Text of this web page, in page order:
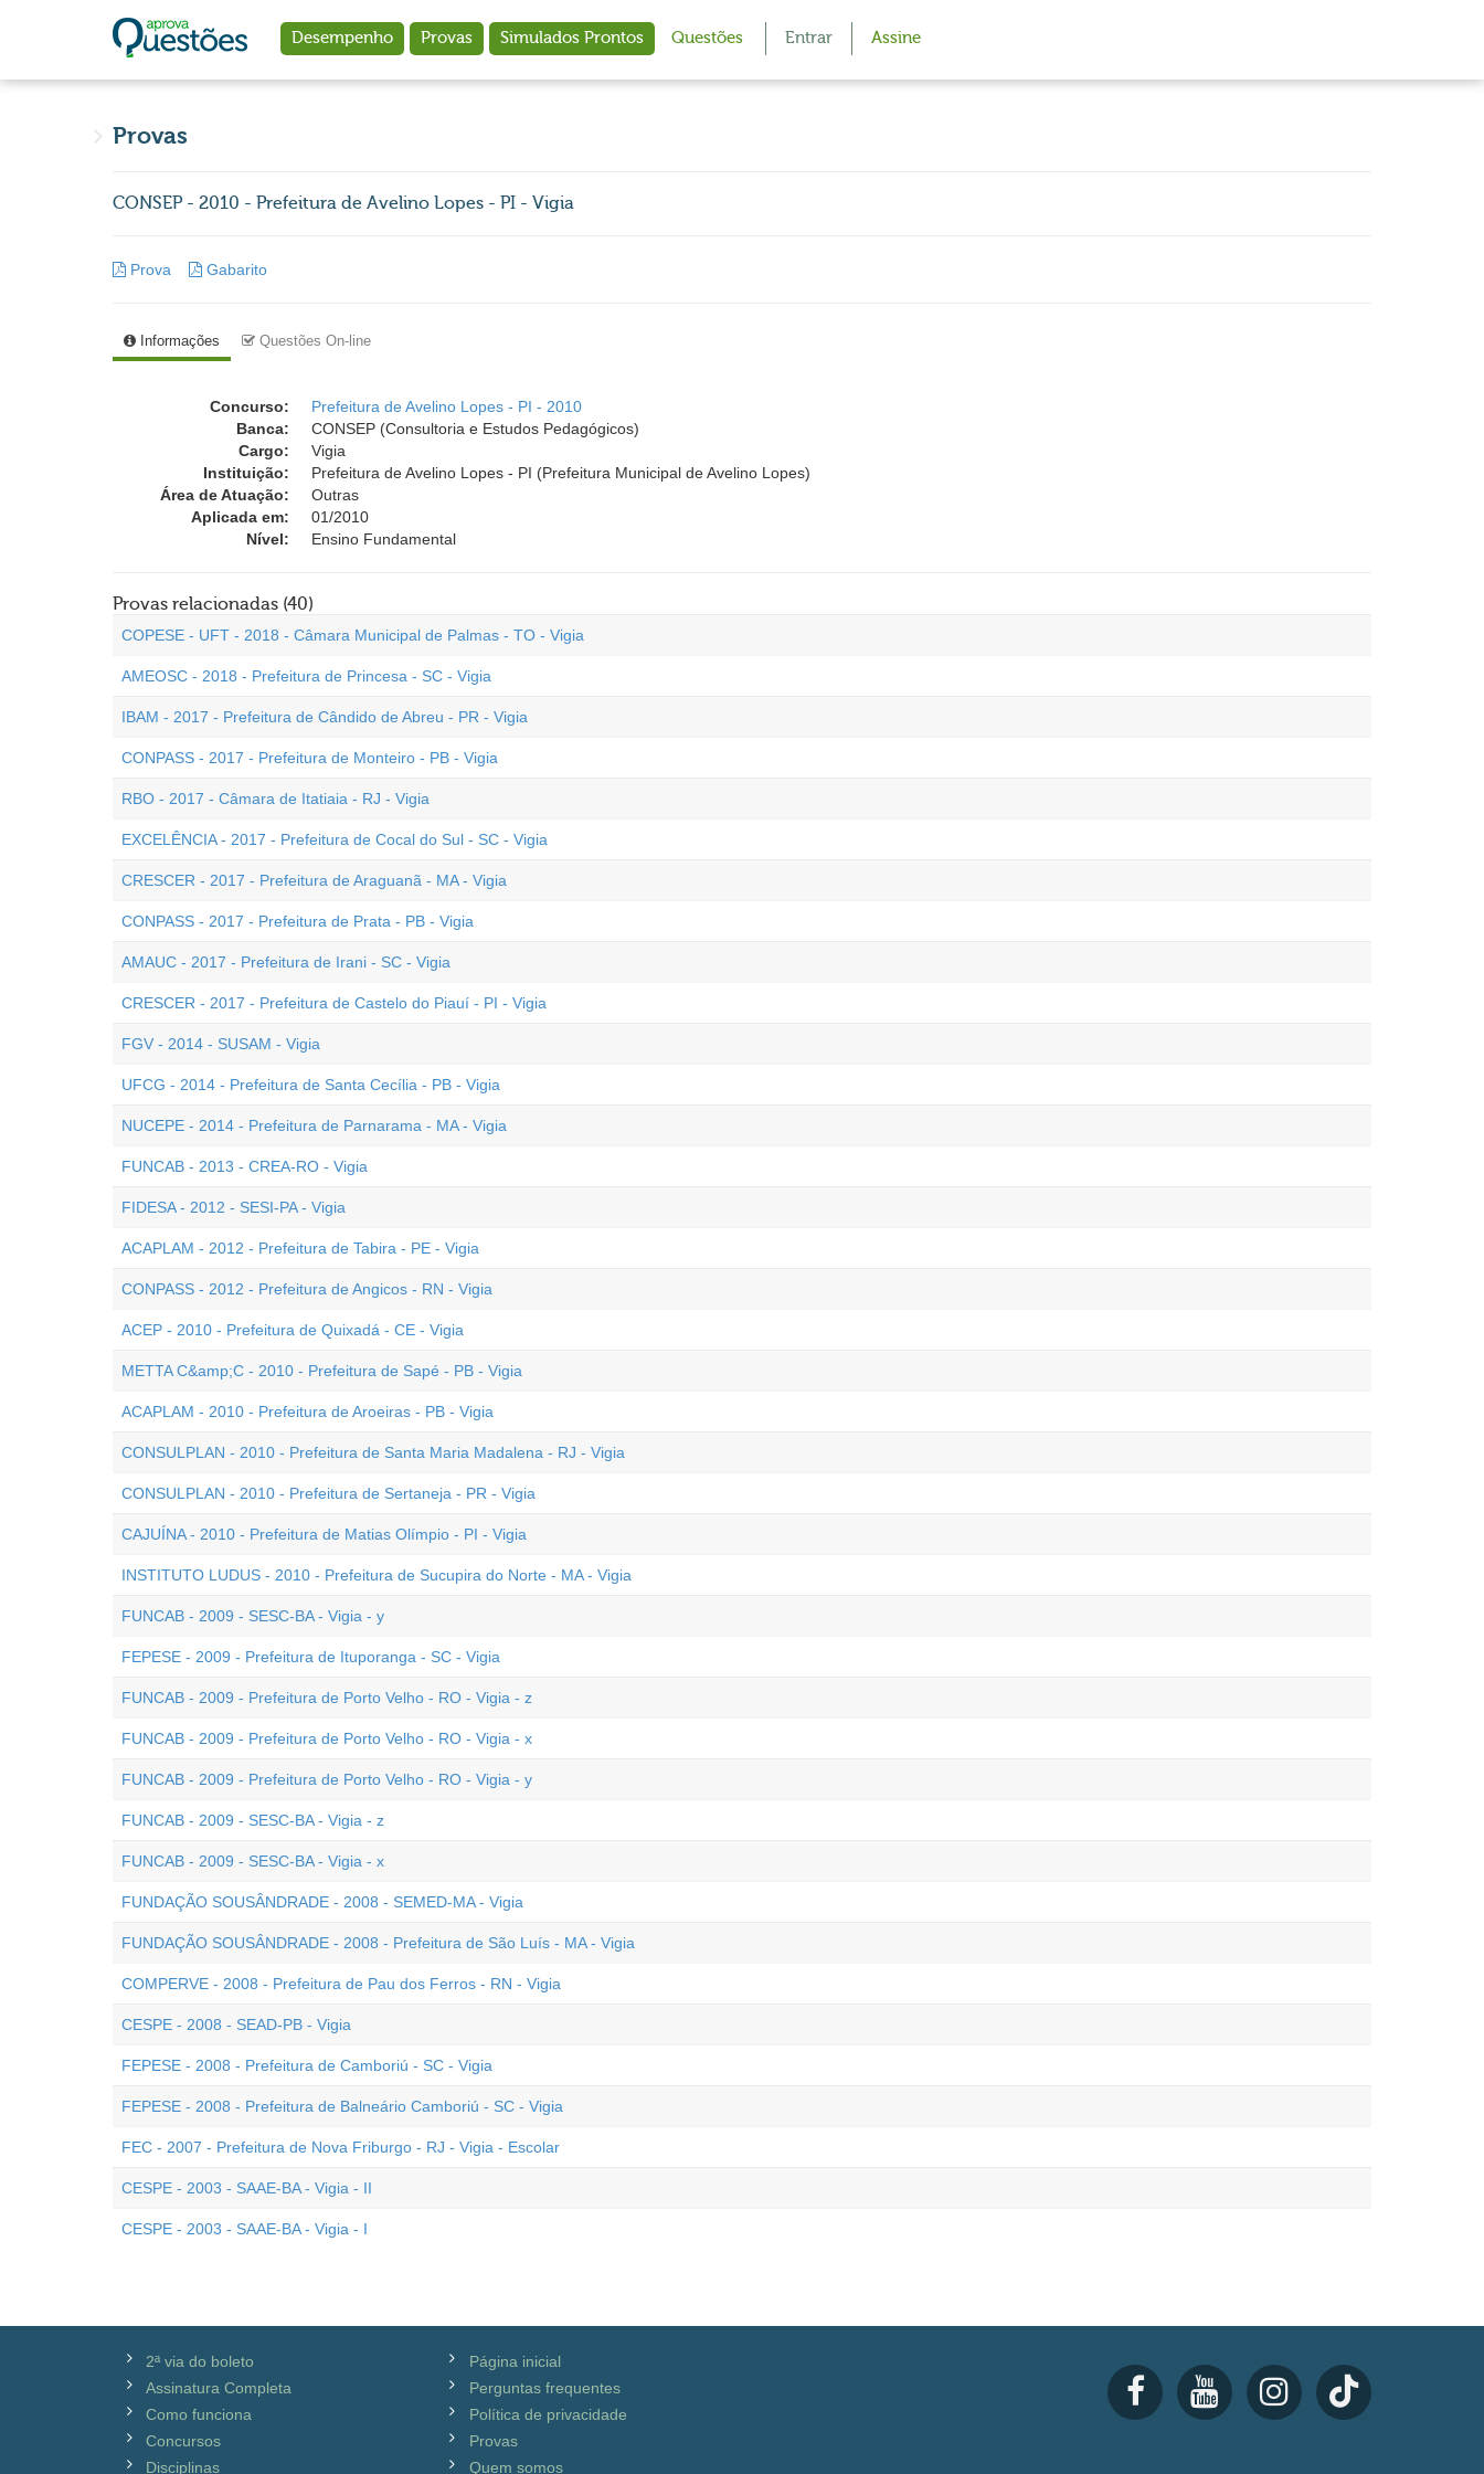
Desempenho Provas Simulados Prontos Questões Entrar Assine
Provas
CONSEP - 2010 - Prefeitura de Avelino Lopes - PI - Vigia
Prova Gabarito
Informações Questões On-line
Concurso:
Prefeitura de Avelino Lopes - PI - 2010
Banca:
CONSEP (Consultoria e Estudos Pedagógicos)
Cargo:
Vigia
Instituição:
Prefeitura de Avelino Lopes - PI (Prefeitura Municipal de Avelino Lopes)
Área de Atuação:
Outras
Aplicada em:
01/2010
Nível:
Ensino Fundamental
Provas relacionadas (40)
COPESE - UFT - 2018 - Câmara Municipal de Palmas - TO - Vigia
AMEOSC - 2018 - Prefeitura de Princesa - SC - Vigia
IBAM - 2017 - Prefeitura de Cândido de Abreu - PR - Vigia
CONPASS - 2017 - Prefeitura de Monteiro - PB - Vigia
RBO - 2017 - Câmara de Itatiaia - RJ - Vigia
EXCELÊNCIA - 2017 - Prefeitura de Cocal do Sul - SC - Vigia
CRESCER - 2017 - Prefeitura de Araguanã - MA - Vigia
CONPASS - 2017 - Prefeitura de Prata - PB - Vigia
AMAUC - 2017 - Prefeitura de Irani - SC - Vigia
CRESCER - 2017 - Prefeitura de Castelo do Piauí - PI - Vigia
FGV - 2014 - SUSAM - Vigia
UFCG - 2014 - Prefeitura de Santa Cecília - PB - Vigia
NUCEPE - 2014 - Prefeitura de Parnarama - MA - Vigia
FUNCAB - 2013 - CREA-RO - Vigia
FIDESA - 2012 - SESI-PA - Vigia
ACAPLAM - 2012 - Prefeitura de Tabira - PE - Vigia
CONPASS - 2012 - Prefeitura de Angicos - RN - Vigia
ACEP - 2010 - Prefeitura de Quixadá - CE - Vigia
METTA C&amp;C - 2010 - Prefeitura de Sapé - PB - Vigia
ACAPLAM - 2010 - Prefeitura de Aroeiras - PB - Vigia
CONSULPLAN - 2010 - Prefeitura de Santa Maria Madalena - RJ - Vigia
CONSULPLAN - 2010 - Prefeitura de Sertaneja - PR - Vigia
CAJUÍNA - 2010 - Prefeitura de Matias Olímpio - PI - Vigia
INSTITUTO LUDUS - 2010 - Prefeitura de Sucupira do Norte - MA - Vigia
FUNCAB - 2009 - SESC-BA - Vigia - y
FEPESE - 2009 - Prefeitura de Ituporanga - SC - Vigia
FUNCAB - 2009 - Prefeitura de Porto Velho - RO - Vigia - z
FUNCAB - 2009 - Prefeitura de Porto Velho - RO - Vigia - x
FUNCAB - 2009 - Prefeitura de Porto Velho - RO - Vigia - y
FUNCAB - 2009 - SESC-BA - Vigia - z
FUNCAB - 2009 - SESC-BA - Vigia - x
FUNDAÇÃO SOUSÂNDRADE - 2008 - SEMED-MA - Vigia
FUNDAÇÃO SOUSÂNDRADE - 2008 - Prefeitura de São Luís - MA - Vigia
COMPERVE - 2008 - Prefeitura de Pau dos Ferros - RN - Vigia
CESPE - 2008 - SEAD-PB - Vigia
FEPESE - 2008 - Prefeitura de Camboriú - SC - Vigia
FEPESE - 2008 - Prefeitura de Balneário Camboriú - SC - Vigia
FEC - 2007 - Prefeitura de Nova Friburgo - RJ - Vigia - Escolar
CESPE - 2003 - SAAE-BA - Vigia - II
CESPE - 2003 - SAAE-BA - Vigia - I
2ª via do boleto
Assinatura Completa
Como funciona
Concursos
Disciplinas
Página inicial
Perguntas frequentes
Política de privacidade
Provas
Quem somos